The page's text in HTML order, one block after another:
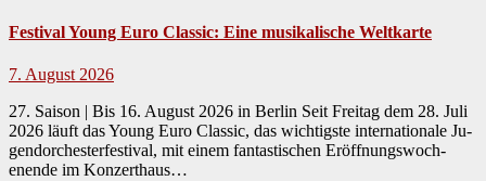
Festival Young Euro Classic: Eine musikalische Weltkarte
7. August 2026
27. Saison | Bis 16. August 2026 in Berlin Seit Fre­itag dem 28. Juli
2026 läuft das Young Euro Clas­sic, das wichtig­ste inter­na­tionale Ju­
gendorchesterfestival, mit einem fan­tastis­chen Eröff­nungswoch­
enende im Konz­erthaus…